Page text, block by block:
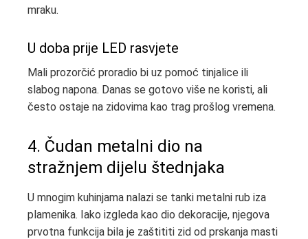
mraku.
U doba prije LED rasvjete
Mali prozorčić proradio bi uz pomoć tinjalice ili
slabog napona. Danas se gotovo više ne koristi, ali
često ostaje na zidovima kao trag prošlog vremena.
4. Čudan metalni dio na
stražnjem dijelu štednjaka
U mnogim kuhinjama nalazi se tanki metalni rub iza
plamenika. Iako izgleda kao dio dekoracije, njegova
prvotna funkcija bila je zaštititi zid od prskanja masti